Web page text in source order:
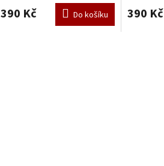
390 Kč Do košíku 390 Kč